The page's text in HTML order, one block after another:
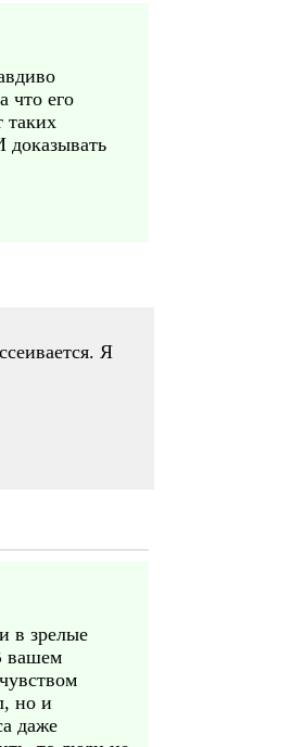
что его
таких
доказывать
Я
в зрелые
вашем
но и
даже